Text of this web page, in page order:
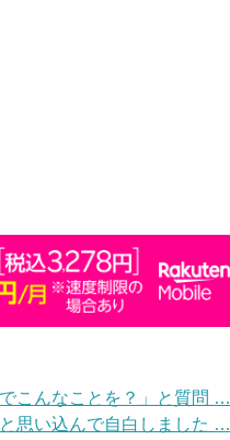
こんなことを？」と質問 …
思い込んで自白しました …